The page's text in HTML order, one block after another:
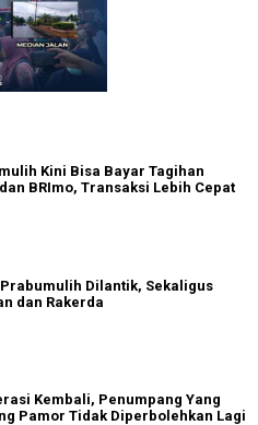
Kini Bisa Bayar Tagihan
BRImo, Transaksi Lebih Cepat
Prabumulih Dilantik, Sekaligus
dan Rakerda
Kembali, Penumpang Yang
Pamor Tidak Diperbolehkan Lagi